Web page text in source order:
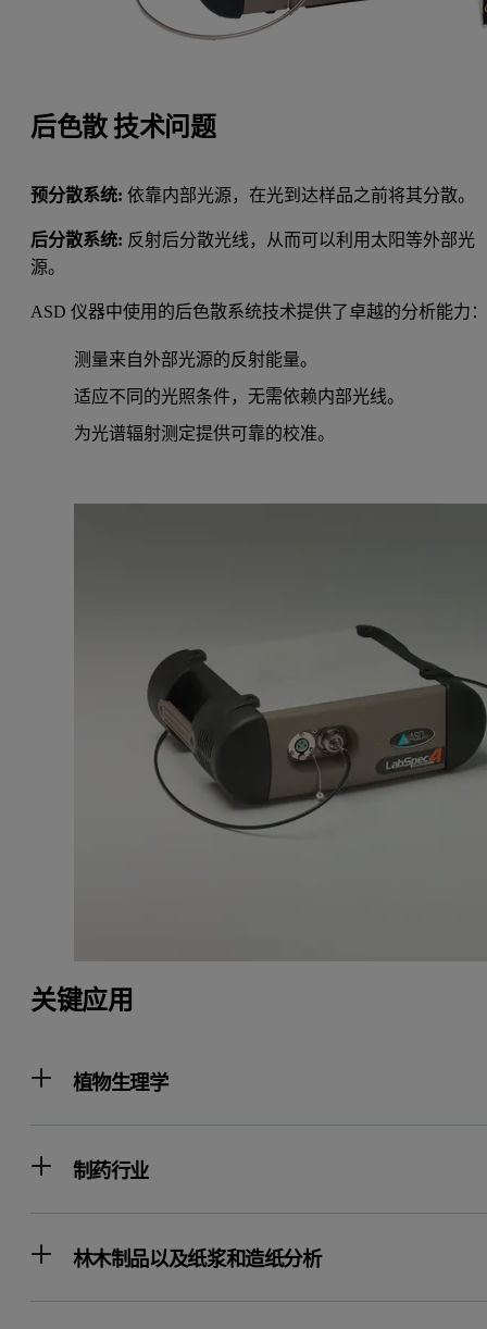
后色散 技术问题
预分散系统:依靠内部光源，在光到达样品之前将其分散。
后分散系统: 反射后分散光线，从而可以利用太阳等外部光
源。
ASD 仪器中使用的后色散系统技术提供了卓越的分析能力
测量来自外部光源的反射能量。
适应不同的光照条件，无需依赖内部光线。
为光谱辐射测定提供可靠的校准。
关键应用
植物生理学
制药行业
林木制品以及纸浆和造纸分析